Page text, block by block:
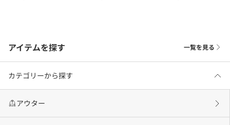
アイテムを探す 一覧を見る
カテゴリーから探す
アウター